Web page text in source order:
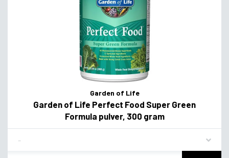
Garden of Life
Garden of Life Perfect Food Super Green
Formula pulver, 300 gram